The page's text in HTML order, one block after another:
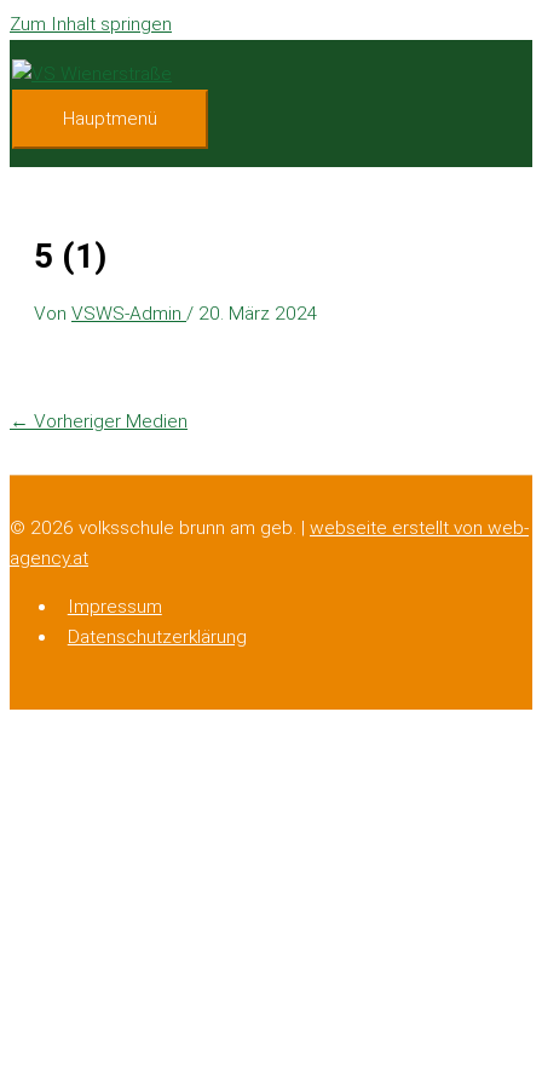
Zum Inhalt springen
Hauptmenü
5 (1)
Von VSWS-Admin / 20. März 2024
← Vorheriger Medien
© 2026 volksschule brunn am geb. | webseite erstellt von web-
agency.at
Impressum
Datenschutzerklärung